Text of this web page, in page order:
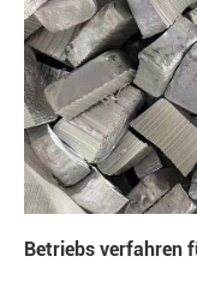
Betriebs verfahren